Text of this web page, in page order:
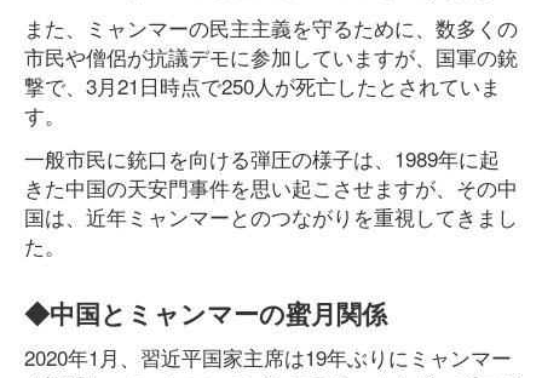
また、ミャンマーの民主主義を守るために、数多くの
市民や僧侶が抗議デモに参加していますが、国軍の銃
撃で、3月21日時点で250人が死亡したとされていま
す。
一般市民に銃口を向ける弾圧の様子は、1989年に起
きた中国の天安門事件を思い起こさせますが、その中
国は、近年ミャンマーとのつながりを重視してきまし
た。
◆中国とミャンマーの蜜月関係
2020年1月、習近平国家主席は19年ぶりにミャンマー